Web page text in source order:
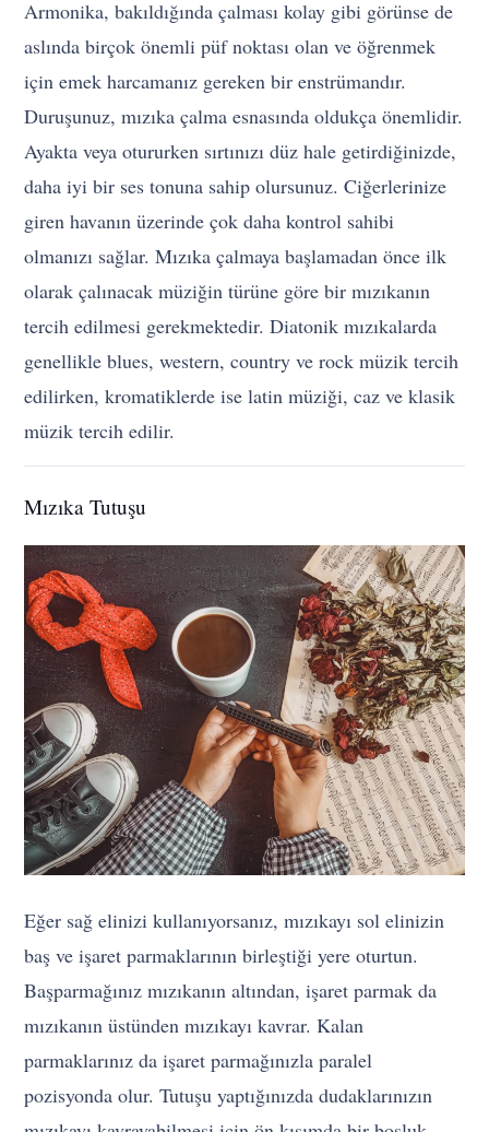
Armonika, bakıldığında çalması kolay gibi görünse de
aslında birçok önemli püf noktası olan ve öğrenmek
için emek harcamanız gereken bir enstrümandır.
Duruşunuz, mızıka çalma esnasında oldukça önemlidir.
Ayakta veya otururken sırtınızı düz hale getirdiğinizde,
daha iyi bir ses tonuna sahip olursunuz. Ciğerlerinize
giren havanın üzerinde çok daha kontrol sahibi
olmanızı sağlar. Mızıka çalmaya başlamadan önce ilk
olarak çalınacak müziğin türüne göre bir mızıkanın
tercih edilmesi gerekmektedir. Diatonik mızıkalarda
genellikle blues, western, country ve rock müzik tercih
edilirken, kromatiklerde ise latin müziği, caz ve klasik
müzik tercih edilir.
Mızıka Tutuşu
Eğer sağ elinizi kullanıyorsanız, mızıkayı sol elinizin
baş ve işaret parmaklarının birleştiği yere oturtun.
Başparmağınız mızıkanın altından, işaret parmak da
mızıkanın üstünden mızıkayı kavrar. Kalan
parmaklarınız da işaret parmağınızla paralel
pozisyonda olur. Tutuşu yaptığınızda dudaklarınızın